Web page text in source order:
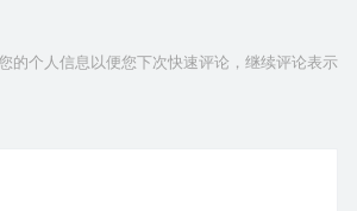
的个人信息以便您下次快速评论，继续评论表示